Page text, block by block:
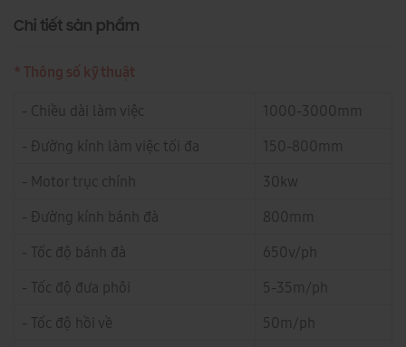
Chi tiết sản phẩm
* Thông số kỹ thuật
- Chiều dài làm việc
1000-3000mm
- Đường kính làm việc tối đa
150-800mm
- Motor trục chính
30kw
- Đường kính bánh đà
800mm
- Tốc độ bánh đà
650v/ph
- Tốc độ đưa phôi
5-35m/ph
- Tốc độ hồi về
50m/ph